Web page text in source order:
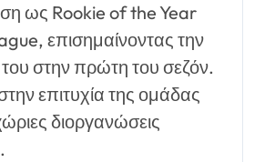
ως Rookie of the Year
επισημαίνοντας την
στην πρώτη του σεζόν.
επιτυχία της ομάδας
διοργανώσεις